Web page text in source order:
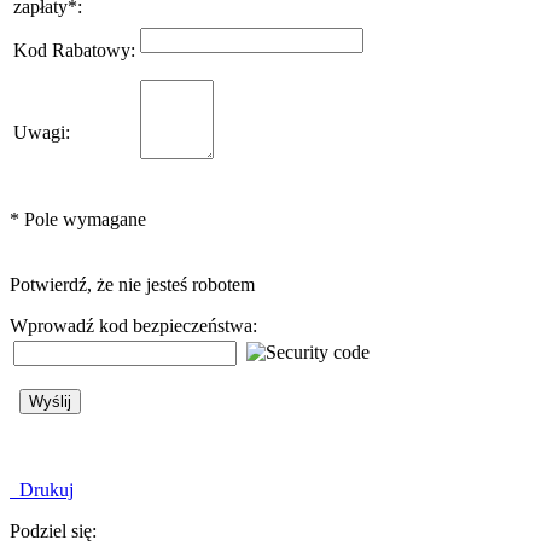
zapłaty*:
Kod Rabatowy:
Uwagi:
* Pole wymagane
Potwierdź, że nie jesteś robotem
Wprowadź kod bezpieczeństwa:
Drukuj
Podziel się: